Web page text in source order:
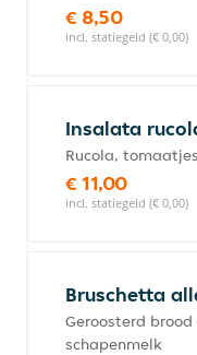
€ 8,50
incl. statiegeld (€ 0,00)
Insalata
Rucola,
€ 11,00
incl. statiegeld (€ 0,00)
Bruschetta
Geroosterd
schapenmelk